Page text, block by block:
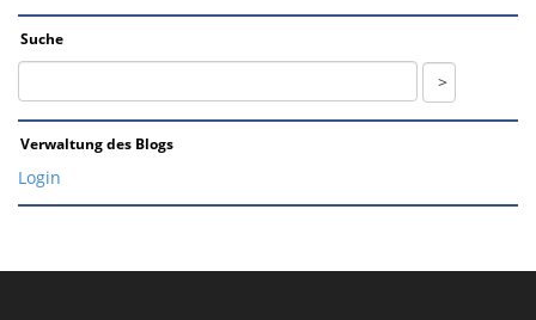
Suche
Verwaltung des Blogs
Login